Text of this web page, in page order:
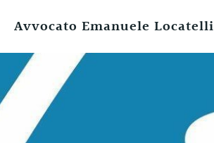
al
Avvocato Emanuele Locatelli